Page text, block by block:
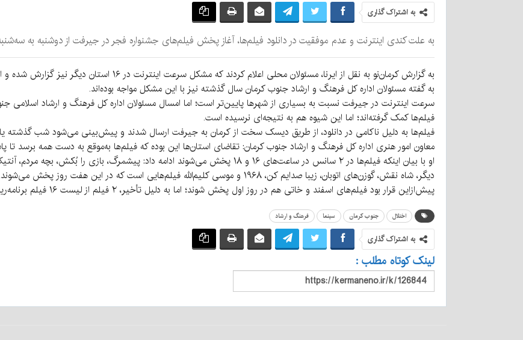
به اشتراک گذاری
به علت کندی اینترنت و عدم موفقیت در دانلود فیلم‌ها، آغاز پخش فیلم‌های جشنواره فجر در جیرفت از دوشنبه به
به گزارش کرمان‌نو به نقل از ایرنا، مسئولان محلی اعلام کردند که مشکل سرعت اینترنت در ۱۶ استان دیگر نیز گزارش شده و این موضوع باعث اختلال در ارسال فیلم‌ها شده است.
به گفته مسئولان اداره کل فرهنگ و ارشاد جنوب کرمان سال گذشته نیز با این مشکل مواجه بوده‌اند.
سرعت اینترنت در جیرفت نسبت به بسیاری از شهرها پایین‌تر است؛ اما امسال مسئولان اداره کل فرهنگ و ارشاد اسلامی
فیلم‌ها کمک گرفته‌اند؛ اما این شیوه هم به نتیجه‌ای نرسیده است.
فیلم‌ها به دلیل ناکامی در دانلود، از طریق دیسک سخت از کرمان به جیرفت ارسال شدند و پیش‌بینی می‌شود شب گذشته یا
معاون امور هنری اداره کل فرهنگ و ارشاد جنوب کرمان: تقاضای استان‌ها این بوده که فیلم‌ها به‌موقع به دست همه برسد تا
او با بیان اینکه فیلم‌ها در ۲ سانس در ساعت‌های ۱۶ و ۱۸ پخش می‌شوند ادامه داد: پیشمرگ،
دیگر، شاه نقش، گوزن‌های اتوبان، زیبا صدایم کن، ۱۹۶۸ و موسی کلیم‌الله فیلم‌هایی است که در این هفت روز پخش می‌شوند.
پیش‌ازاین قرار بود فیلم‌های اسفند و خاتی هم در روز اول پخش شوند؛ اما به دلیل تأخیر، ۲ فیلم از لیست ۱۶ فیلم برنامه‌ریزی شده حذف شدند.
اختلال جنوب کرمان سینما فرهنگ و ارشاد
به اشتراک گذاری
لینک کوتاه مطلب :